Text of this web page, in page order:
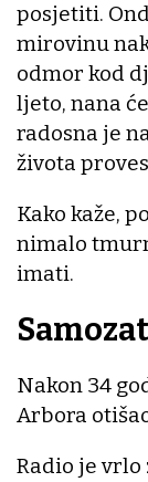
posjetiti.
mirovinu
odmor kod
ljeto, nana
radosna je
života
Kako kaže,
nimalo
imati.
Nakon 34
Arbora
Radio je vrlo